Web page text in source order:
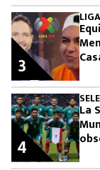
3
SELE
La
4